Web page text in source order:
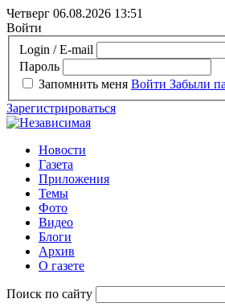
Четверг 06.08.2026 13:51
Войти
Login / E-mail
Пароль
Запомнить меня Войти Забыли
Зарегистрироваться
Новости
Газета
Приложения
Темы
Фото
Видео
Блоги
Архив
О газете
Поиск по сайту